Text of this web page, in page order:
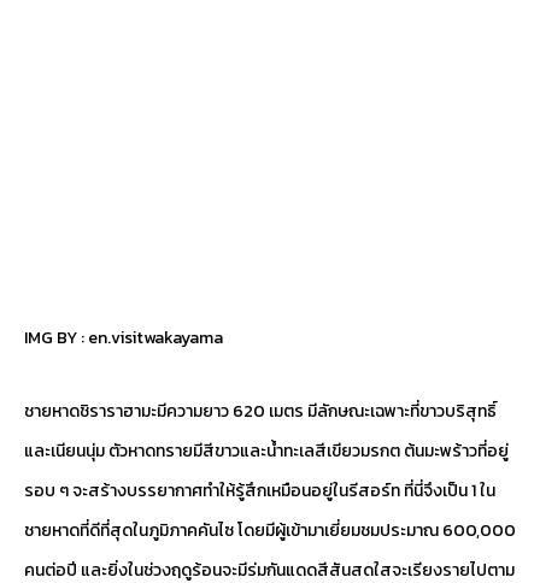
IMG BY :en.visitwakayama
ชายหาดชิราราฮามะมีความยาว 620 เมตร มีลักษณะเฉพาะที่ขาวบริสุทธิ์
และเนียนนุ่ม ตัวหาดทรายมีสีขาวและน้ำทะเลสีเขียวมรกต ต้นมะพร้าวที่อยู่
รอบ ๆ จะสร้างบรรยากาศทำให้รู้สึกเหมือนอยู่ในรีสอร์ท ที่นี่จึงเป็น 1 ใน
ชายหาดที่ดีที่สุดในภูมิภาคคันไซ โดยมีผู้เข้ามาเยี่ยมชมประมาณ 600,000
คนต่อปี และยิ่งในช่วงฤดูร้อนจะมีร่มกันแดดสีสันสดใสจะเรียงรายไปตาม